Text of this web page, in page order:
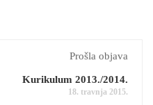
Prošla objava
Kurikulum 2013./2014.
18. travnja 2015.